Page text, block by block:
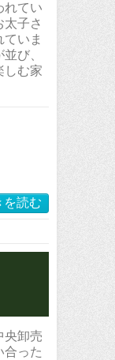
れてい
太子さ
いま
び、
しむ家
を読む
央卸売
合った